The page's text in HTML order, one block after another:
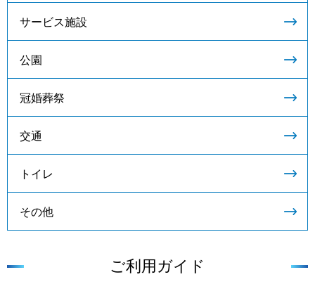
サービス施設
公園
冠婚葬祭
交通
トイレ
その他
ご利用ガイド